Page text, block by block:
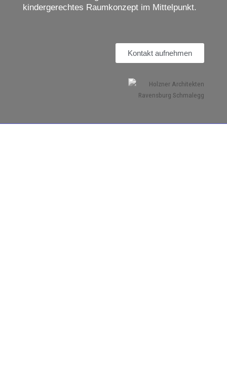
kindergerechtes Raumkonzept im Mittelpunkt.
Kontakt aufnehmen